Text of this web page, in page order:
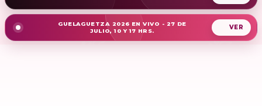
GUELAGUETZA 2026 EN VIVO - 27 DE
JULIO, 10 Y 17 HRS.